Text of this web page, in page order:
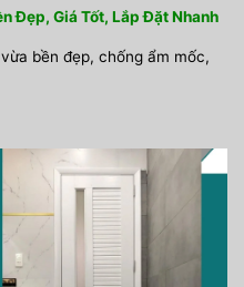
Đẹp, Giá Tốt, Lắp Đặt Nhanh
bền đẹp, chống ẩm mốc,